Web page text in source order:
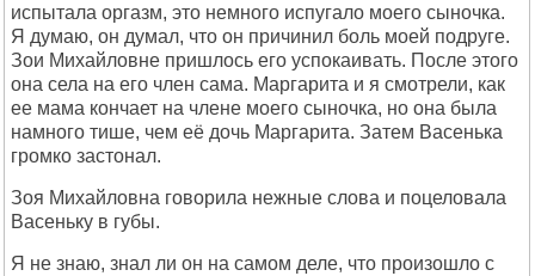
испытала оргазм, это немного испугало моего сыночка.
Я думаю, он думал, что он причинил боль моей подруге.
Зои Михайловне пришлось его успокаивать. После этого
она села на его член сама. Маргарита и я смотрели, как
ее мама кончает на члене моего сыночка, но она была
намного тише, чем её дочь Маргарита. Затем Васенька
громко застонал.
Зоя Михайловна говорила нежные слова и поцеловала
Васеньку в губы.
Я не знаю, знал ли он на самом деле, что произошло с